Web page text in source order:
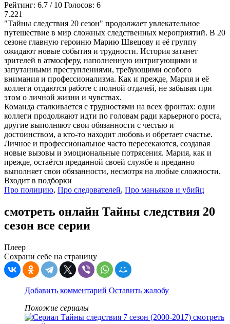
Рейтинг: 6.7 / 10 Голосов: 6
7.221
"Тайны следствия 20 сезон" продолжает увлекательное
путешествие в мир сложных следственных мероприятий. В 20
сезоне главную героиню Марию Швецову и её группу
ожидают новые события и трудности. История затянет
зрителей в атмосферу, наполненную интригующими и
запутанными преступлениями, требующими особого
внимания и профессионализма. Как и прежде, Мария и её
коллеги отдаются работе с полной отдачей, не забывая при
этом о личной жизни и чувствах.
Команда сталкивается с трудностями на всех фронтах: одни
коллеги продолжают идти по головам ради карьерного роста,
другие выполняют свои обязанности с честью и
достоинством, а кто-то находит любовь и обретает счастье.
Личное и профессиональное часто пересекаются, создавая
новые вызовы и эмоциональные потрясения. Мария, как и
прежде, остаётся преданной своей службе и преданно
выполняет свои обязанности, несмотря на любые сложности.
Входит в подборки
Про полицию, Про следователей, Про маньяков и убийц
смотреть онлайн Тайны следствия 20
сезон все серии
Плеер
Сохрани себе на страницу
Добавить комментарий Оставить жалобу
Похожие сериалы